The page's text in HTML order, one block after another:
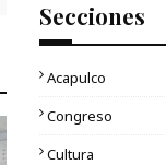
Secciones
Acapulco
Congreso
Cultura